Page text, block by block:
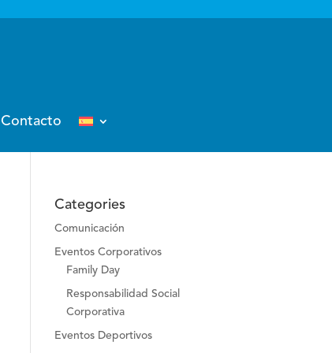
Contacto
Categories
Comunicación
Eventos Corporativos
Family Day
Responsabilidad Social
Corporativa
Eventos Deportivos